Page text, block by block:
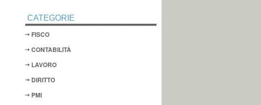
CATEGORIE
FISCO
CONTABILITÀ
LAVORO
DIRITTO
PMI